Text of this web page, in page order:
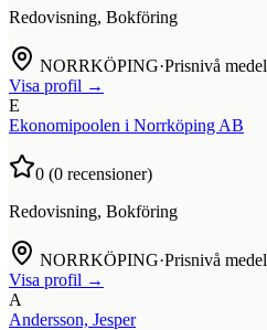
Redovisning, Bokföring
NORRKÖPING·Prisnivå medel
Visa profil →
E
Ekonomipoolen i Norrköping AB
0 (0 recensioner)
Redovisning, Bokföring
NORRKÖPING·Prisnivå medel
Visa profil →
A
Andersson, Jesper